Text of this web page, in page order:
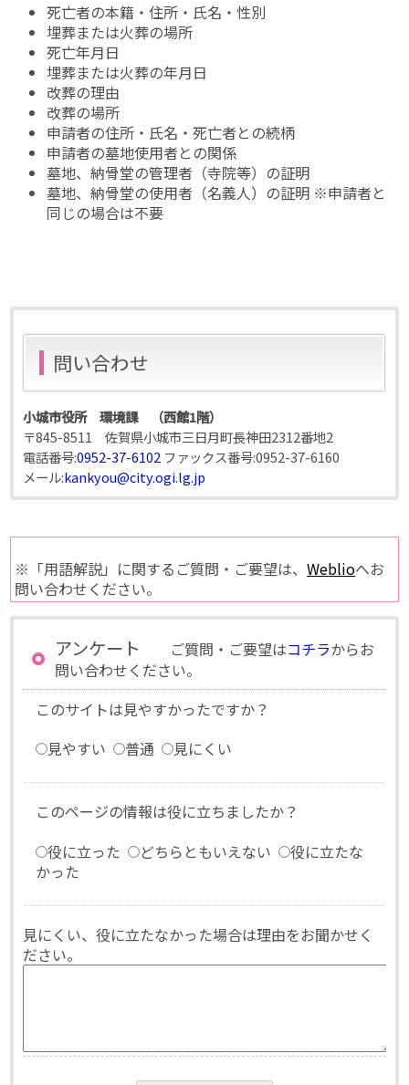
死亡者の本籍・住所・氏名・性別
埋葬または火葬の場所
死亡年月日
埋葬または火葬の年月日
改葬の理由
改葬の場所
申請者の住所・氏名・死亡者との続柄
申請者の墓地使用者との関係
墓地、納骨堂の管理者（寺院等）の証明
墓地、納骨堂の使用者（名義人）の証明 ※申請者と
同じの場合は不要
問い合わせ
小城市役所 環境課 （西館1階）
〒845-8511 佐賀県小城市三日月町長神田2312番地2
電話番号:0952-37-6102 ファックス番号:0952-37-6160
メール:kankyou@city.ogi.lg.jp
※「用語解説」に関するご質問・ご要望は、Weblioへお
問い合わせください。
アンケート ご質問・ご要望はコチラからお
問い合わせください。
このサイトは見やすかったですか？
見やすい
普通 見にくい
このページの情報は役に立ちましたか？
役に立った
どちらともいえない
役に立たな
かった
見にくい、役に立たなかった場合は理由をお聞かせく
ださい。